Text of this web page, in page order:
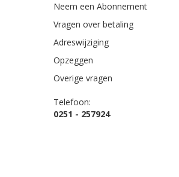
Neem een Abonnement
Vragen over betaling
Adreswijziging
Opzeggen
Overige vragen
Telefoon:
0251 - 257924